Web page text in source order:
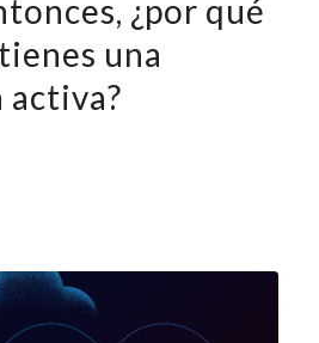
¿por qué
una
activa?